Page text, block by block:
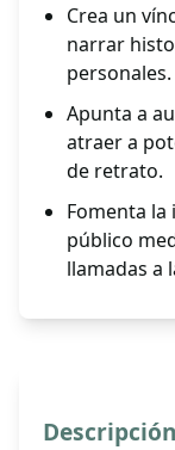
Crea un
narrar
personales.
Apunta a
atraer a
de retrato.
Fomenta
público
llamadas a